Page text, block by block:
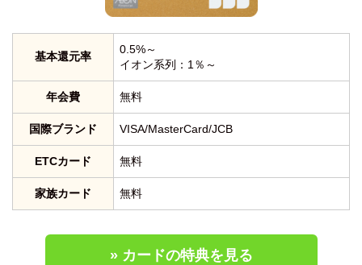
基本還元率
0.5%～
イオン系列：1％～
年会費 無料
国際ブランド VISA/MasterCard/JCB
ETCカード 無料
家族カード 無料
» カードの特典を見る